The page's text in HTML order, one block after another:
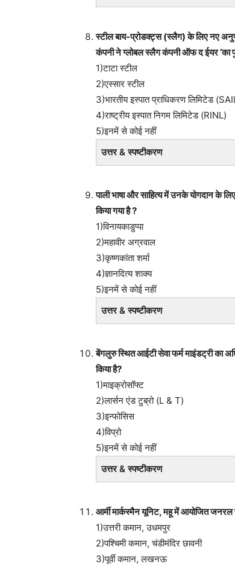
स्टील बाय-प्रोडक्ट्स (स्लैग) के लिए नए
कंपनी ने ग्लोबल स्लैग कंपनी ऑफ द ईयर ’का
1)टाटा स्टील
2)एस्सार स्टील
3)भारतीय इस्पात प्राधिकरण लिमिटेड
4)राष्ट्रीय इस्पात निगम लिमिटेड (RINL)
5)इनमें से कोई नहीं
उत्तर & स्पष्टीकरण
पाली भाषा और साहित्य में उनके योगदान के
किया गया है ?
1)विनायकाडुप्पा
2)महावीर अग्रवाल
3)कृष्णकांता शर्मा
4)ज्ञानदित्य शाक्य
5)इनमें से कोई नहीं
उत्तर & स्पष्टीकरण
बेंगलुरु स्थित आईटी सेवा फर्म माइंडट्री का
किया है?
1)माइक्रोसॉफ्ट
2)लार्सन एंड टुब्रो (L & T)
3)इन्फोसिस
4)विप्रो
5)इनमें से कोई नहीं
उत्तर & स्पष्टीकरण
आर्मी मार्कस्मैन यूनिट, महू में आयोजित
1)उत्तरी कमान, उधमपुर
2)पश्चिमी कमान, चंडीमंदिर छावनी
3)पूर्वी कमान, लखनऊ